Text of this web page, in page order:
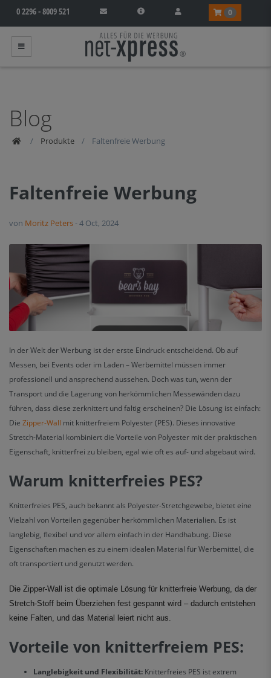
0 2296 - 8009 521 0
Produkte Faltenfreie Werbung
Faltenfreie Werbung
von Moritz Peters-4 Oct, 2024
In der Welt der Werbung ist der erste Eindruck entscheidend. Ob auf
Messen, bei Events oder im Laden – Werbemittel müssen immer
professionell und ansprechend aussehen. Doch was tun, wenn der
Transport und die Lagerung von herkömmlichen Messewänden dazu
führen, dass diese zerknittert und faltig erscheinen? Die Lösung ist einfach:
Die Zipper-Wall mit knitterfreiem Polyester (PES). Dieses innovative
Stretch-Material kombiniert die Vorteile von Polyester mit der praktischen
Eigenschaft, knitterfrei zu bleiben, egal wie oft es auf- und abgebaut wird.
Warum knitterfreies PES?
Knitterfreies PES, auch bekannt als Polyester-Stretchgewebe, bietet eine
Vielzahl von Vorteilen gegenüber herkömmlichen Materialien. Es ist
langlebig, flexibel und vor allem einfach in der Handhabung. Diese
Eigenschaften machen es zu einem idealen Material für Werbemittel, die
oft transportiert und genutzt werden.
Die Zipper-Wall ist die optimale Lösung für knitterfreie Werbung, da der
Stretch-Stoff beim Überziehen fest gespannt wird – dadurch entstehen
keine Falten, und das Material leiert nicht aus.
Vorteile von knitterfreiem PES:
Langlebigkeit und Flexibilität: Knitterfreies PES ist extrem